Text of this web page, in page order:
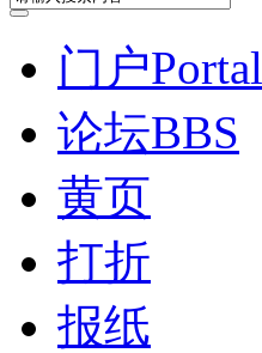
门户Portal
论坛BBS
黄页
打折
报纸